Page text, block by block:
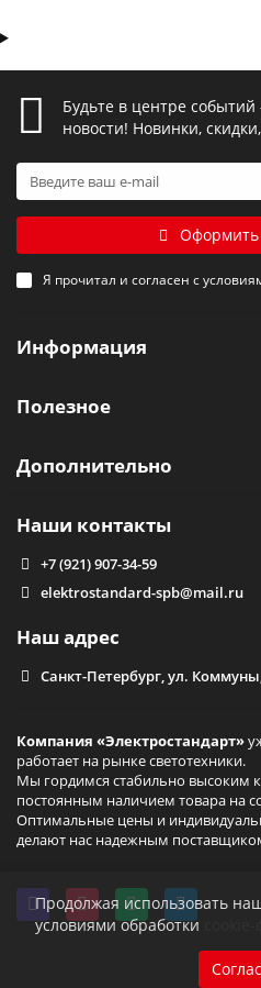
Будьте в центре
новости! Новинки,
Оформить
Я прочитал и согласен с
Информация
Полезное
Дополнительно
Наши контакты
+7 (921) 907-34-59
elektrostandard-spb@mail.ru
Наш адрес
Санкт-Петербург, ул.
Компания «Электростандарт»
работает на рынке светотехники.
Мы гордимся стабильно высоким
постоянным наличием товара на
Оптимальные цены и
делают нас надежным
Продолжая использовать
условиями обработки